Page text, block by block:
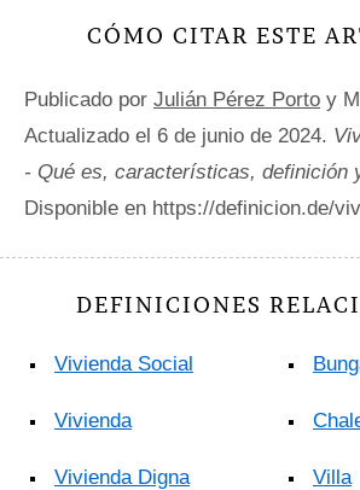
CÓMO CITAR ESTE
Publicado por Julián Pérez Porto y
Actualizado el 6 de junio de 2024.
- Qué es, características, definición
Disponible en https://definicion.de/
DEFINICIONES
Vivienda Social
Vivienda
Vivienda Digna Villa